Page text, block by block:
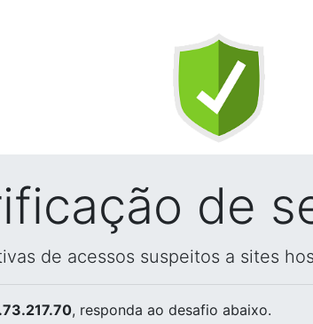
de
de acessos suspeitos a sites
, responda ao desafio abaixo.